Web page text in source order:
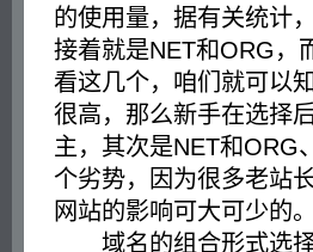
的使用量，据有关统计
接着就是NET和ORG，
看这几个，咱们就可以
很高，那么新手在选择
主，其次是NET和ORG
个劣势，因为很多老站
网站的影响可大可少的。
域名的组合形式选